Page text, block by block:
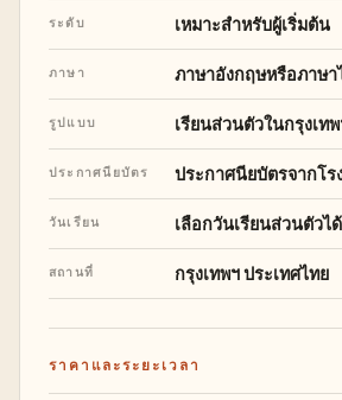
ระดับ เหมาะสำหรับผู้เริ่มต้น
ภาษา ภาษาอังกฤษหรือภาษา
รูปแบบ เรียนส่วนตัวในกรุงเท
ประกาศนียบัตร ประกาศนียบัตรจากโร
วันเรียน เลือกวันเรียนส่วนตัวได้
สถานที่ กรุงเทพฯ ประเทศไทย
ราคาและระยะเวลา